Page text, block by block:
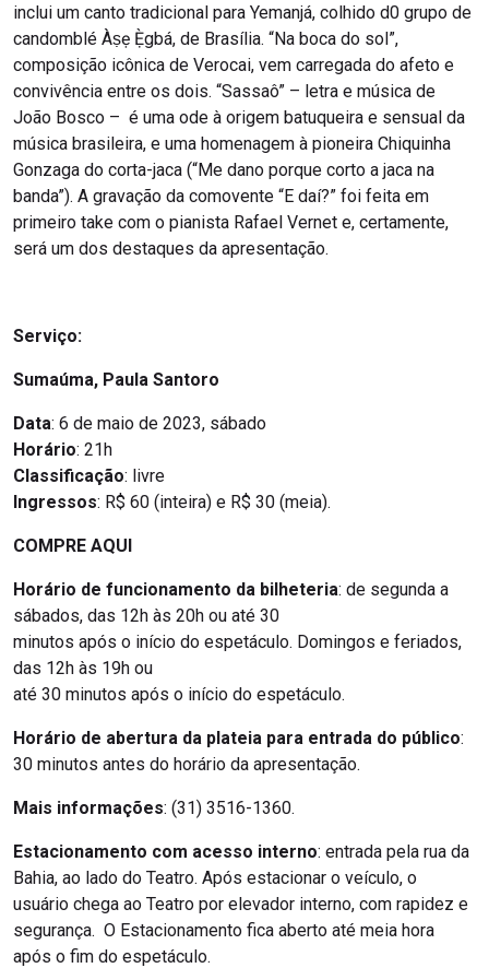
inclui um canto tradicional para Yemanjá, colhido d0 grupo de
candomblé Àṣẹ Ẹ̀gbá, de Brasília. “Na boca do sol”,
composição icônica de Verocai, vem carregada do afeto e
convivência entre os dois. “Sassaô” – letra e música de
João Bosco – é uma ode à origem batuqueira e sensual da
música brasileira, e uma homenagem à pioneira Chiquinha
Gonzaga do corta-jaca (“Me dano porque corto a jaca na
banda”). A gravação da comovente “E daí?” foi feita em
primeiro take com o pianista Rafael Vernet e, certamente,
será um dos destaques da apresentação.
Serviço:
Sumaúma, Paula Santoro
Data: 6 de maio de 2023, sábado
Horário: 21h
Classificação: livre
Ingressos: R$ 60 (inteira) e R$ 30 (meia).
COMPRE AQUI
Horário de funcionamento da bilheteria: de segunda a
sábados, das 12h às 20h ou até 30
minutos após o início do espetáculo. Domingos e feriados,
das 12h às 19h ou
até 30 minutos após o início do espetáculo.
Horário de abertura da plateia para entrada do público:
30 minutos antes do horário da apresentação.
Mais informações: (31) 3516-1360.
Estacionamento com acesso interno: entrada pela rua da
Bahia, ao lado do Teatro. Após estacionar o veículo, o
usuário chega ao Teatro por elevador interno, com rapidez e
segurança. O Estacionamento fica aberto até meia hora
após o fim do espetáculo.